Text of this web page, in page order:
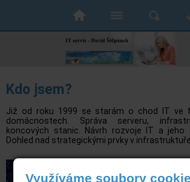
Kdo jsem?
Již od roku 1999 se starám o chod IT ve
domácnostech. Správa serveru,
koncových stanic. Návrh rozvoje IT a jeho
Dohled nad strategickými prvky v infrastruktuře.
Využíváme soubory